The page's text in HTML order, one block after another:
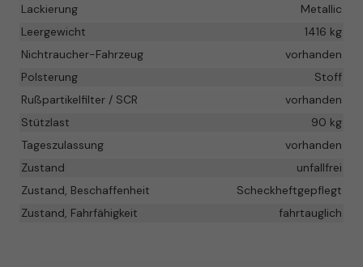
Lackierung
Metallic
Leergewicht
1416 kg
Nichtraucher-Fahrzeug
vorhanden
Polsterung
Stoff
Rußpartikelfilter / SCR
vorhanden
Stützlast
90 kg
Tageszulassung
vorhanden
Zustand
unfallfrei
Zustand, Beschaffenheit
Scheckheftgepflegt
Zustand, Fahrfähigkeit
fahrtauglich